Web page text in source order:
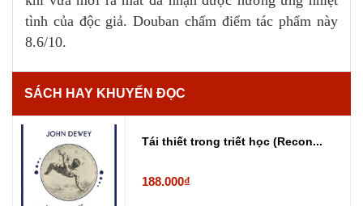
tình của độc giả. Douban chấm điểm tác phẩm này
8.6/10.
SÁCH HAY KHUYẾN ĐỌC
Tái thiết trong triết học (Recon...
188.000₫